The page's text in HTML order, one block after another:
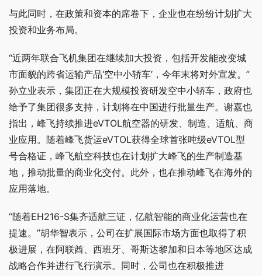
与此同时，在政策和资本的席卷下，企业也在纷纷计划扩大
投资和业务布局。
“近两年联合飞机集团在继续加大投资，包括开发能改变城
市面貌的跨省运输产品‘空中小轿车’，今年末将对外宣发。”
孙立业表示，集团正在大规模投资研发空中小轿车，政府也
给予了集团很多支持，计划将在中国进行批量生产。谢嘉也
指出，峰飞持续推进eVTOL航空器的研发、制造、适航、商
业应用。随着峰飞货运eVTOL获得全球首张吨级eVTOL型
号合格证，峰飞航空科技也在计划扩大峰飞的生产制造基
地，推动批量的商业化交付。此外，也在推动峰飞在海外的
应用落地。
“随着EH216-S集齐适航三证，亿航智能的商业化运营也在
提速。”胡华智表示，公司在扩展国际市场方面也取得了积
极进展，在阿联酋、西班牙、哥斯达黎加和日本等地区达成
战略合作并进行飞行演示。同时，公司也在积极推进